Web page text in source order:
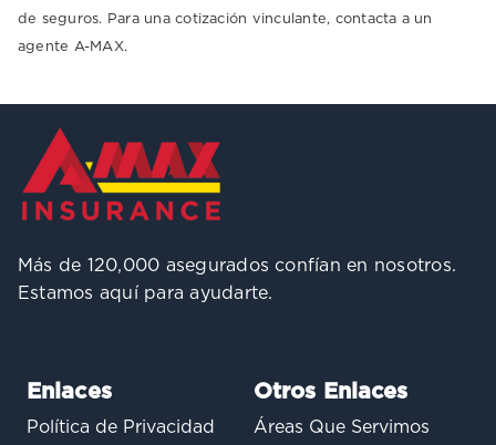
de seguros. Para una cotización vinculante, contacta a un
agente A-MAX.
Más de 120,000 asegurados confían en nosotros.
Estamos aquí para ayudarte.
Enlaces
Política de Privacidad
Otros Enlaces
Áreas Que Servimos